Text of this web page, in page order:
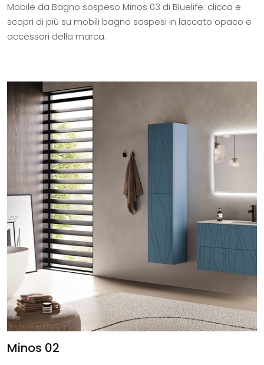
Mobile da Bagno sospeso Minos 03 di Bluelife: clicca e
scopri di più su mobili bagno sospesi in laccato opaco e
accessori della marca.
Minos 02